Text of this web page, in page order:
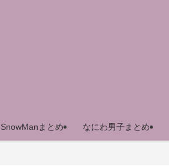
SnowManまとめ なにわ男子まとめ